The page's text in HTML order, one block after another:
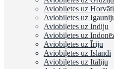
Aviobiļetes uz
Aviobiļetes uz
Aviobiļetes uz Indiju
Aviobiļetes uz
Aviobiļetes uz Īriju
Aviobiļetes uz Islandi
Aviobiļetes uz Itāliju